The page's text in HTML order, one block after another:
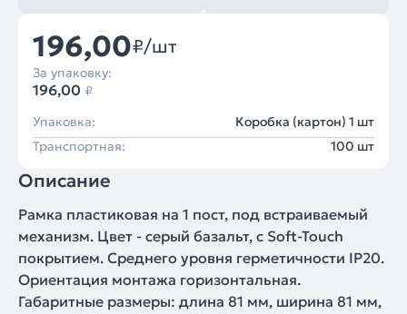
196,00₽/шт
За упаковку:
196,00 ₽
Упаковка:
Коробка (картон) 1 шт
Транспортная:
100 шт
Описание
Рамка пластиковая на 1 пост, под встраиваемый
механизм. Цвет - серый базальт, с Soft-Touch
покрытием. Среднего уровня герметичности IP20.
Ориентация монтажа горизонтальная.
Габаритные размеры: длина 81 мм, ширина 81 мм,